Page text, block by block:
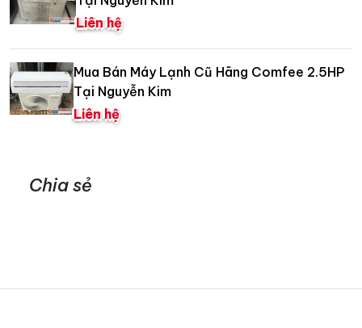
Liên hệ
Mua Bán Máy Lạnh Cũ Hãng Comfee 2.5HP
Tại Nguyễn Kim
Liên hệ
Chia sẻ